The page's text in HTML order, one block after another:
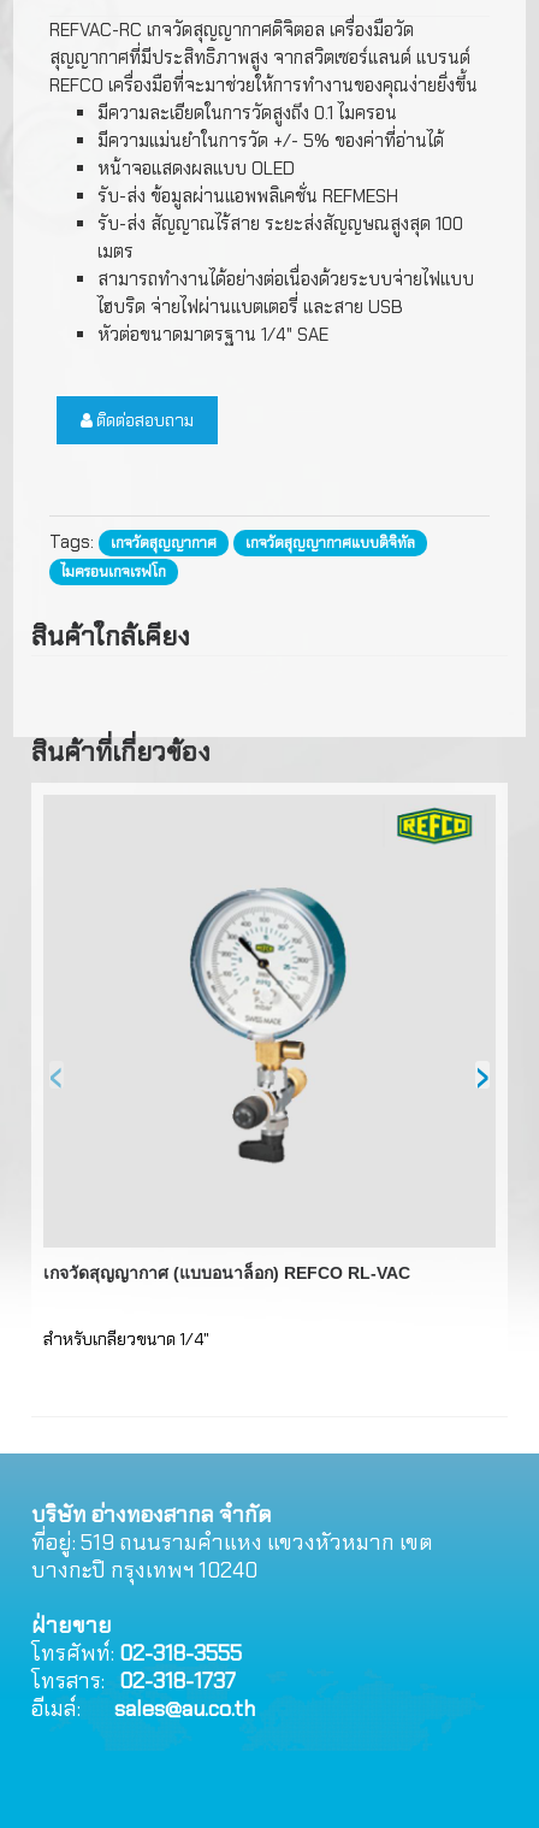
REFVAC-RC เกจวัดสุญญากาศดิจิตอล เครื่องมือวัด
สุญญากาศที่มีประสิทธิภาพสูง จากสวิตเซอร์แลนด์ แบรนด์
REFCO เครื่องมือที่จะมาช่วยให้การทำงานของคุณง่ายยิ่งขึ้น
มีความละเอียดในการวัดสูงถึง 0.1 ไมครอน
มีความแม่นยำในการวัด +/- 5% ของค่าที่อ่านได้
หน้าจอแสดงผลแบบ OLED
รับ-ส่ง ข้อมูลผ่านแอพพลิเคชั่น REFMESH
รับ-ส่ง สัญญาณไร้สาย ระยะส่งสัญญษณสูงสุด 100
เมตร
สามารถทำงานได้อย่างต่อเนื่องด้วยระบบจ่ายไฟแบบ
ไฮบริด จ่ายไฟผ่านแบตเตอรี่ และสาย USB
หัวต่อขนาดมาตรฐาน 1/4" SAE
ติดต่อสอบถาม
Tags: เกจวัดสุญญากาศ
เกจวัดสุญญากาศแบบดิจิทัล
ไมครอนเกจเรฟโก
สินค้าใกล้เคียง
สินค้าที่เกี่ยวข้อง
เกจวัดสุญญากาศ (แบบอนาล็อก) REFCO RL-VAC
สำหรับเกลียวขนาด 1/4"
‹ ›
บริษัท อ่างทองสากล จำกัด
ที่อยู่: 519 ถนนรามคําแหง แขวงหัวหมาก เขต
บางกะปิ กรุงเทพฯ 10240
ฝ่ายขาย
โทรศัพท์: 02-318-3555
โทรสาร: 02-318-1737
อีเมล์:sales@au.co.th